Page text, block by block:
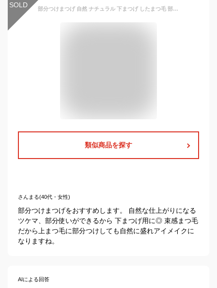
SOLD 部分つけまつげ 自然 ナチュラル 下まつげ したまつ毛 部分つけまつげ 下まつ毛 つけまつげ つけま 人気 部分用つけまつげ DIY ブラック 3Dつけまつげ 可愛い 下3Dつけまつげ 立体感 自然派 束感 部分 初心者 簡単装着 アイメーク
類似商品を探す
さんまる(40代・女性)
部分つけまつげをおすすめします。 自然な仕上がりになる
ツケマ、部分使いができるから 下まつげ用に◎ 束感まつ毛
だから上まつ毛に部分つけしても自然に盛れアイメイクに
なりますね。
AIによる回答